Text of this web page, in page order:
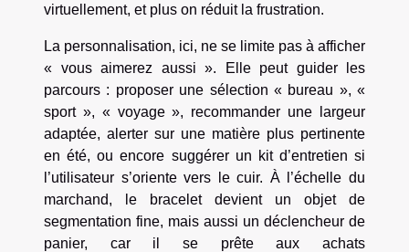
virtuellement, et plus on réduit la frustration.
La personnalisation, ici, ne se limite pas à afficher
« vous aimerez aussi ». Elle peut guider les
parcours : proposer une sélection « bureau », «
sport », « voyage », recommander une largeur
adaptée, alerter sur une matière plus pertinente
en été, ou encore suggérer un kit d’entretien si
l’utilisateur s’oriente vers le cuir. À l’échelle du
marchand, le bracelet devient un objet de
segmentation fine, mais aussi un déclencheur de
panier, car il se prête aux achats